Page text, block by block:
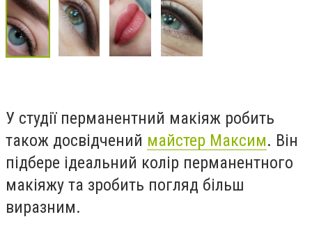
У студії перманентний макіяж робить
також досвідчений майстер Максим. Він
підбере ідеальний колір перманентного
макіяжу та зробить погляд більш
виразним.